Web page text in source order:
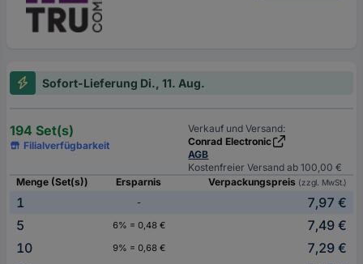
Sofort-Lieferung Di., 11. Aug.
194 Set(s)
Filialverfügbarkeit
Verkauf und Versand:
Conrad Electronic
AGB
Kostenfreier Versand ab 100,00 €
Menge (Set(s))
Ersparnis Verpackungspreis (zzgl. MwSt.)
1 -
7,97 €
5
6% = 0,48 €
7,49 €
10
9% = 0,68 €
7,29 €